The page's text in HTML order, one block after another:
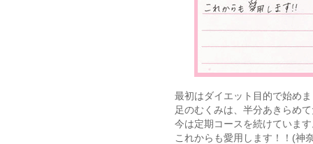
最初はダイエット目的で始め
足のむくみは、半分あきらめ
今は定期コースを続けていま
これからも愛用します！！(